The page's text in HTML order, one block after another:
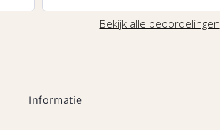
Bekijk alle beoordelingen
Informatie